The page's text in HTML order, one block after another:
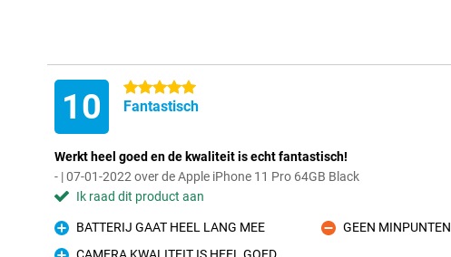
10 5 sterren
Fantastisch
Werkt heel goed en de kwaliteit is echt fantastisch!
- | 07-01-2022 over de Apple iPhone 11 Pro 64GB Black
Ik raad dit product aan
Pluspunt
BATTERIJ GAAT HEEL LANG MEE
Minpunt
GEEN MINPUNTEN